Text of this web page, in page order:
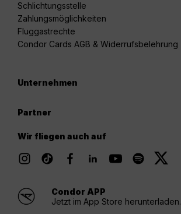
Schlichtungsstelle
Zahlungsmöglichkeiten
Fluggastrechte
Condor Cards AGB & Widerrufsbelehrung
Unternehmen
Partner
Wir fliegen auch auf
Condor APP
Jetzt im App Store herunterladen.